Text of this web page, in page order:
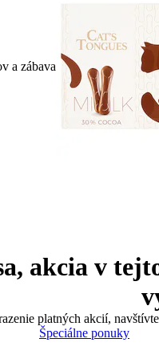
a zábava
akcia v
platných akcií,
Špeciálne ponuky